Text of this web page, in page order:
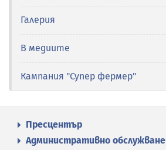
Галерия
В медиите
Кампания "Супер фермер"
Пресцентър
Административно обслужване